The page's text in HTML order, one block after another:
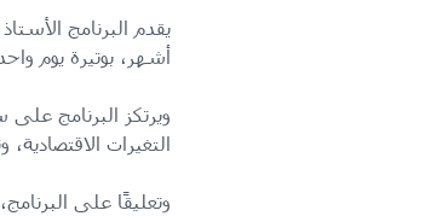
أشهر، بوتيرة يوم واحد في الأسبوع،
ويرتكز البرنامج
التغيرات
وتعليقًا على